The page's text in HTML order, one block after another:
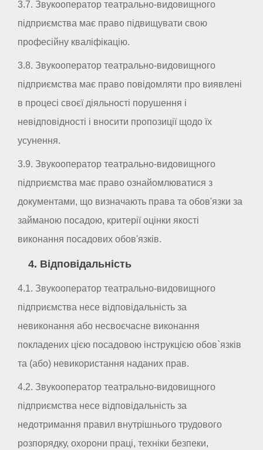
3.7. Звукооператор театрально-видовищного
підприємства має право підвищувати свою
професійну кваліфікацію.
3.8. Звукооператор театрально-видовищного
підприємства має право повідомляти про виявлені
в процесі своєї діяльності порушення і
невідповідності і вносити пропозиції щодо їх
усунення.
3.9. Звукооператор театрально-видовищного
підприємства має право ознайомлюватися з
документами, що визначають права та обов'язки за
займаною посадою, критерії оцінки якості
виконання посадових обов'язків.
4. Відповідальність
4.1. Звукооператор театрально-видовищного
підприємства несе відповідальність за
невиконання або несвоєчасне виконання
покладених цією посадовою інструкцією обов`язків
та (або) невикористання наданих прав.
4.2. Звукооператор театрально-видовищного
підприємства несе відповідальність за
недотримання правил внутрішнього трудового
розпорядку, охорони праці, техніки безпеки,